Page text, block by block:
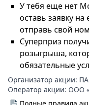
У тебя еще нет
оставь заявку
отправь свой
Суперприз
розыгрыша,
обязательные
Организатор акции:
Оператор акции: ООО